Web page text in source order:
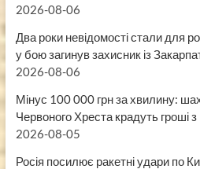
2026-08-06
Два роки невідомості стали для
у бою загинув захисник із
2026-08-06
Мінус 100 000 грн за хвилину:
Червоного Хреста крадуть гроші з
2026-08-05
Росія посилює ракетні удари по